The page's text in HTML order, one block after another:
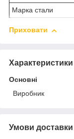
Марка стали
Приховати
Характеристики
Основні
Виробник
Умови доставки